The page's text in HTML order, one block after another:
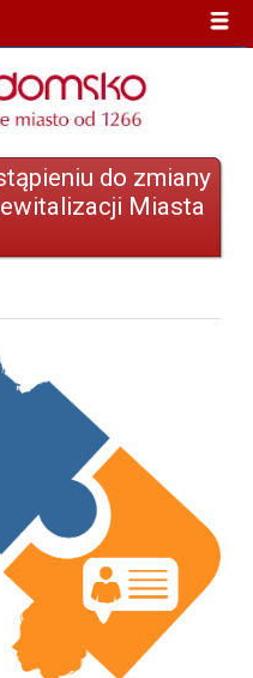
do zmiany
Miasta